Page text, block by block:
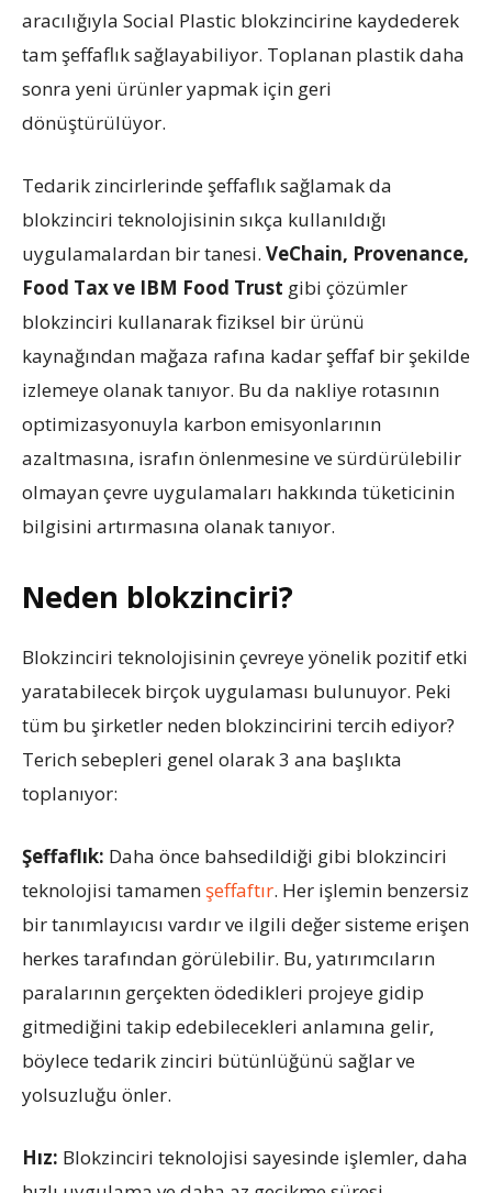
aracılığıyla Social Plastic blokzincirine kaydederek
tam şeffaflık sağlayabiliyor. Toplanan plastik daha
sonra yeni ürünler yapmak için geri
dönüştürülüyor.
Tedarik zincirlerinde şeffaflık sağlamak da
blokzinciri teknolojisinin sıkça kullanıldığı
uygulamalardan bir tanesi. VeChain, Provenance,
Food Tax ve IBM Food Trust gibi çözümler
blokzinciri kullanarak fiziksel bir ürünü
kaynağından mağaza rafına kadar şeffaf bir şekilde
izlemeye olanak tanıyor. Bu da nakliye rotasının
optimizasyonuyla karbon emisyonlarının
azaltmasına, israfın önlenmesine ve sürdürülebilir
olmayan çevre uygulamaları hakkında tüketicinin
bilgisini artırmasına olanak tanıyor.
Neden blokzinciri?
Blokzinciri teknolojisinin çevreye yönelik pozitif etki
yaratabilecek birçok uygulaması bulunuyor. Peki
tüm bu şirketler neden blokzincirini tercih ediyor?
Terich sebepleri genel olarak 3 ana başlıkta
toplanıyor:
Şeffaflık: Daha önce bahsedildiği gibi blokzinciri
teknolojisi tamamen şeffaftır. Her işlemin benzersiz
bir tanımlayıcısı vardır ve ilgili değer sisteme erişen
herkes tarafından görülebilir. Bu, yatırımcıların
paralarının gerçekten ödedikleri projeye gidip
gitmediğini takip edebilecekleri anlamına gelir,
böylece tedarik zinciri bütünlüğünü sağlar ve
yolsuzluğu önler.
Hız: Blokzinciri teknolojisi sayesinde işlemler, daha